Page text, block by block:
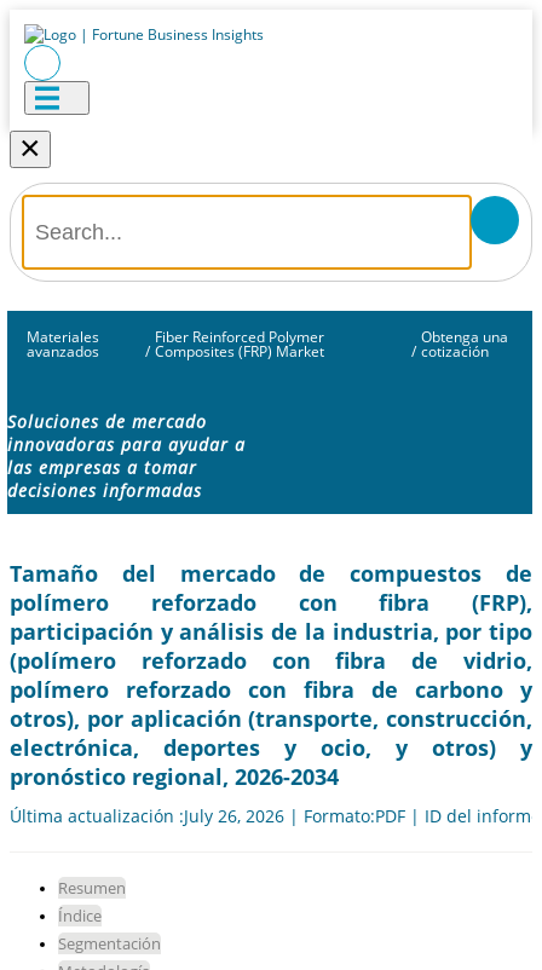
×
Materiales
avanzados /
Fiber Reinforced Polymer
Composites (FRP) Market /
Obtenga una
cotización
Soluciones de mercado
innovadoras para ayudar a
las empresas a tomar
decisiones informadas
Tamaño del mercado de compuestos de
polímero reforzado con fibra (FRP),
participación y análisis de la industria, por tipo
(polímero reforzado con fibra de vidrio,
polímero reforzado con fibra de carbono y
otros), por aplicación (transporte, construcción,
electrónica, deportes y ocio, y otros) y
pronóstico regional, 2026-2034
Última actualización :July 26, 2026 | Formato:PDF | ID del
Resumen
Índice
Segmentación